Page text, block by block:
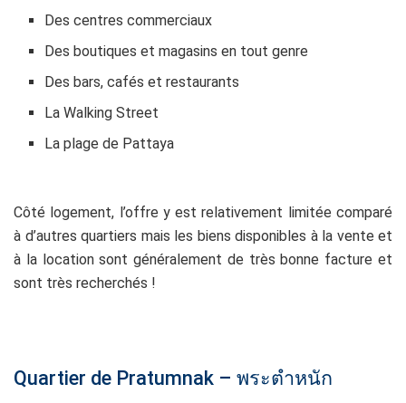
Des centres commerciaux
Des boutiques et magasins en tout genre
Des bars, cafés et restaurants
La Walking Street
La plage de Pattaya
Côté logement, l’offre y est relativement limitée comparé
à d’autres quartiers mais les biens disponibles à la vente et
à la location sont généralement de très bonne facture et
sont très recherchés !
Quartier de Pratumnak – พระตำหนัก